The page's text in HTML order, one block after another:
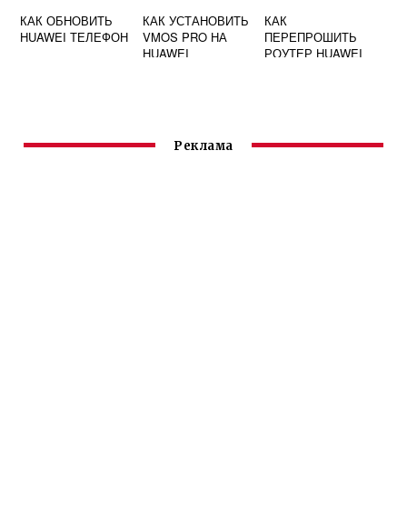
КАК ОБНОВИТЬ
HUAWEI ТЕЛЕФОН
КАК УСТАНОВИТЬ
VMOS PRO НА
HUAWEI
КАК
ПЕРЕПРОШИТЬ
РОУТЕР HUAWEI
Реклама